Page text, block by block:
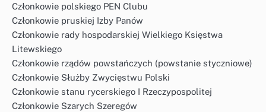
Członkowie polskiego PEN Clubu
Członkowie pruskiej Izby Panów
Członkowie rady hospodarskiej Wielkiego Księstwa
Litewskiego
Członkowie rządów powstańczych (powstanie styczniowe)
Członkowie Służby Zwycięstwu Polski
Członkowie stanu rycerskiego I Rzeczypospolitej
Członkowie Szarych Szeregów